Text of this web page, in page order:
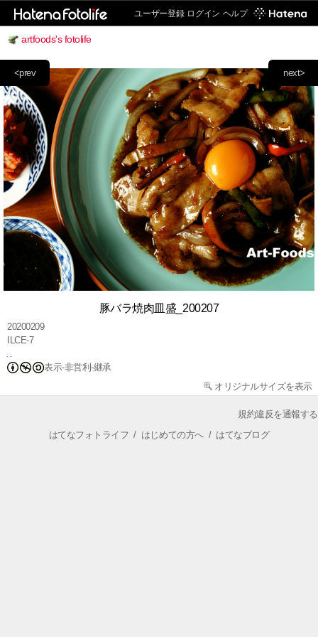
ユーザー登録 ログイン ヘルプ
artfoods's fotolife
next>
<prev
豚バラ焼肉皿盛_200207
20200209
ILCE-7
表示-非営利-継承
オリジナルサイズを表示
規約違反を通報する
はてなフォトライフ / はじめての方へ/ はてなブログ